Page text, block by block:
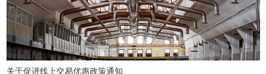
关于促进线上交易优惠政策通知